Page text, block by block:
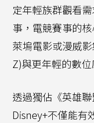
定年輕族群觀看
事，電競賽事的
萊塢電影或漫威
Z)與更年輕的數位
透過獨佔《英雄
Disney+不僅能有